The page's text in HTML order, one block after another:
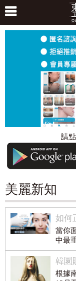
請
美麗新知
如何
當你
中最
韓圜
根據